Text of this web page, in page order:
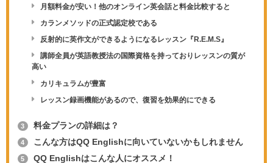
月額料金が安い！他のオンライン英会話と料金比較すると
カランメソッドの正式認定校である
反射的に英作文ができるようになるレッスン『R.E.M.S』
講師全員が英語教授法の国際資格を持っておりレッスンの質が
高い
カリキュラムが豊富
レッスン録画機能があるので、復習を効果的にできる
3 料金プランの詳細は？
4 こんな方はQQ Englishに向いていないかもしれません
5 QQ Englishはこんな人にオススメ！